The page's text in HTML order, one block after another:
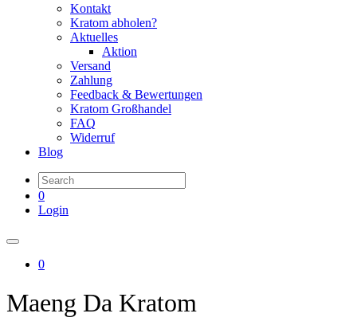
Kontakt
Kratom abholen?
Aktuelles
Aktion
Versand
Zahlung
Feedback & Bewertungen
Kratom Großhandel
FAQ
Widerruf
Blog
0
Login
0
Maeng Da Kratom